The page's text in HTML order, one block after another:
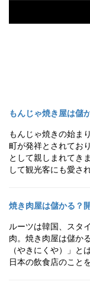
もんじゃ焼き屋は儲
もんじゃ焼きの始ま
町が発祥とされてお
として親しまれてき
して観光客にも愛さ
焼き肉屋は儲かる？
ルーツは韓国、スタ
肉。焼き肉屋は儲か
（やきにくや）」と
日本の飲食店のこと